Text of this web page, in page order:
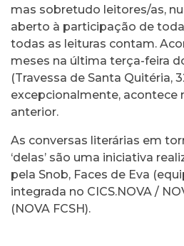
mas sobretudo leitores/as,
aberto à participação de
todas as leituras contam.
meses na última terça-feira
(Travessa de Santa Quitéria,
excepcionalmente, acontece
anterior.
As conversas literárias em
‘delas’ são uma iniciativa
pela Snob, Faces de Eva
integrada no CICS.NOVA /
(NOVA FCSH).